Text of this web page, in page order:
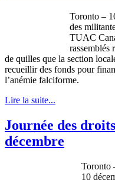
Toronto –
des
TUAC
rassemblés
de quilles que la section
recueillir des fonds pour
l’anémie falciforme.
Lire la suite...
Journée des
décembre
Toronto
10